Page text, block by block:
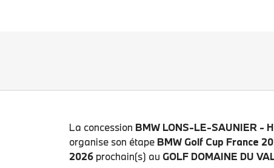
La concession BMW LONS-LE-SAUNIER -
organise son étape BMW Golf Cup France
2026 prochain(s) au GOLF DOMAINE DU